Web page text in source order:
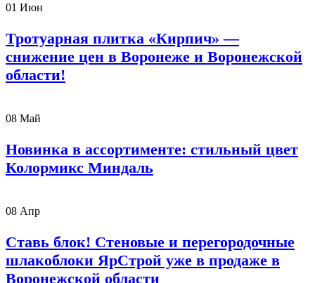
01 Июн
Тротуарная плитка «Кирпич» —
снижение цен в Воронеже и Воронежской
области!
08 Май
Новинка в ассортименте: стильный цвет
Колормикс Миндаль
08 Апр
Ставь блок! Стеновые и перегородочные
шлакоблоки ЯрСтрой уже в продаже в
Воронежской области